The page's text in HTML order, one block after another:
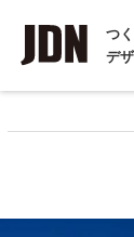
つ
デ
インタビ